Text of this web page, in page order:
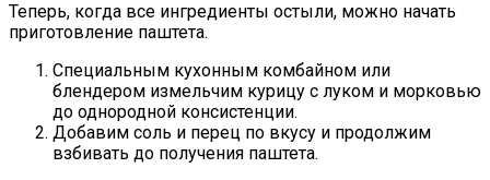
Теперь, когда все ингредиенты остыли, можно начать
приготовление паштета.
Специальным кухонным комбайном или
блендером измельчим курицу с луком и морковью
до однородной консистенции.
Добавим соль и перец по вкусу и продолжим
взбивать до получения паштета.